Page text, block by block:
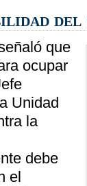
que
ocupar
Unidad
la
debe
el